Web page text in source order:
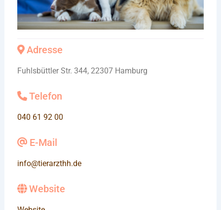
Adresse
Fuhlsbüttler Str. 344, 22307 Hamburg
Telefon
040 61 92 00
E-Mail
info@tierarzthh.de
Website